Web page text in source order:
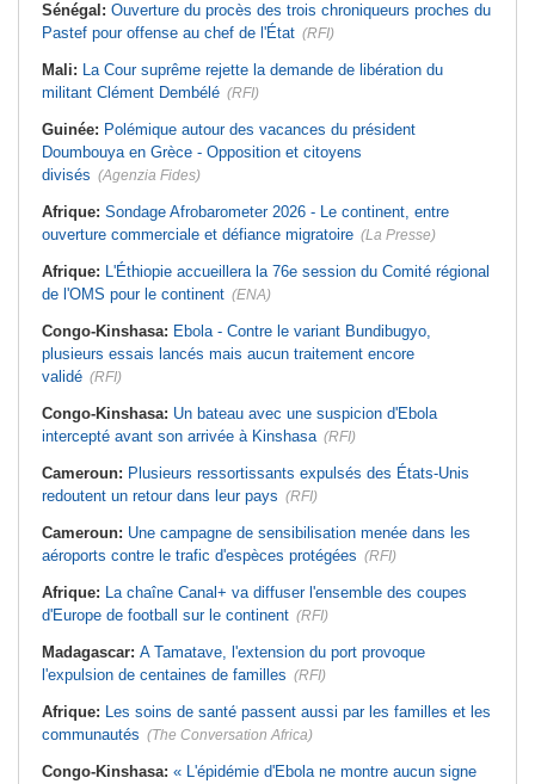
Sénégal: Ouverture du procès des trois chroniqueurs proches du
Pastef pour offense au chef de l'État (RFI)
Mali: La Cour suprême rejette la demande de libération du
militant Clément Dembélé (RFI)
Guinée: Polémique autour des vacances du président
Doumbouya en Grèce - Opposition et citoyens
divisés (Agenzia Fides)
Afrique: Sondage Afrobarometer 2026 - Le continent, entre
ouverture commerciale et défiance migratoire (La Presse)
Afrique: L'Éthiopie accueillera la 76e session du Comité régional
de l'OMS pour le continent (ENA)
Congo-Kinshasa: Ebola - Contre le variant Bundibugyo,
plusieurs essais lancés mais aucun traitement encore
validé (RFI)
Congo-Kinshasa: Un bateau avec une suspicion d'Ebola
intercepté avant son arrivée à Kinshasa (RFI)
Cameroun: Plusieurs ressortissants expulsés des États-Unis
redoutent un retour dans leur pays (RFI)
Cameroun: Une campagne de sensibilisation menée dans les
aéroports contre le trafic d'espèces protégées (RFI)
Afrique: La chaîne Canal+ va diffuser l'ensemble des coupes
d'Europe de football sur le continent (RFI)
Madagascar: A Tamatave, l'extension du port provoque
l'expulsion de centaines de familles (RFI)
Afrique: Les soins de santé passent aussi par les familles et les
communautés (The Conversation Africa)
Congo-Kinshasa: « L'épidémie d'Ebola ne montre aucun signe